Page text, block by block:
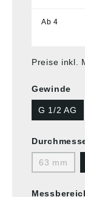
Ab 4
Preise inkl.
Gewinde
G 1/2 AG
63 mm